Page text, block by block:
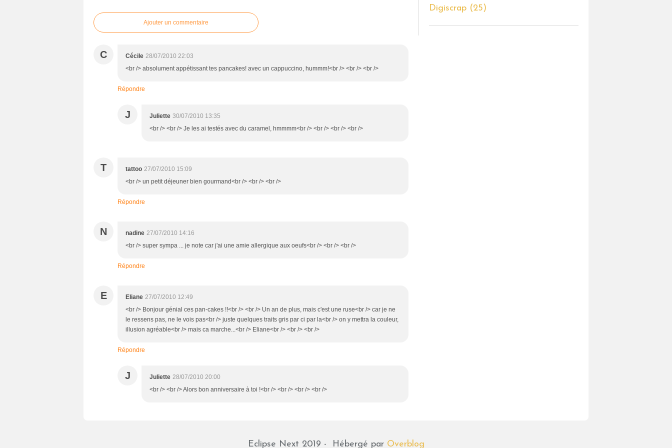
Ajouter un commentaire
C Cécile 28/07/2010 22:03
<br /> absolument appétissant tes pancakes! avec un cappuccino, hummm!<br /> <br /> <br />
Répondre
J Juliette 30/07/2010 13:35
<br /> <br /> Je les ai testés avec du caramel, hmmmm<br /> <br /> <br /> <br />
T tattoo 27/07/2010 15:09
<br /> un petit déjeuner bien gourmand<br /> <br /> <br />
Répondre
N nadine 27/07/2010 14:16
<br /> super sympa ... je note car j'ai une amie allergique aux oeufs<br /> <br /> <br />
Répondre
E Eliane 27/07/2010 12:49
<br /> Bonjour génial ces pan-cakes !!<br /> <br /> Un an de plus, mais c'est une ruse<br /> car je ne
le ressens pas, ne le vois pas<br /> juste quelques traits gris par ci par la<br /> on y mettra la couleur,
illusion agréable<br /> mais ca marche...<br /> Eliane<br /> <br /> <br />
Répondre
J Juliette 28/07/2010 20:00
<br /> <br /> Alors bon anniversaire à toi !<br /> <br /> <br /> <br />
Digiscrap (25)
Eclipse Next 2019 - Hébergé par Overblog